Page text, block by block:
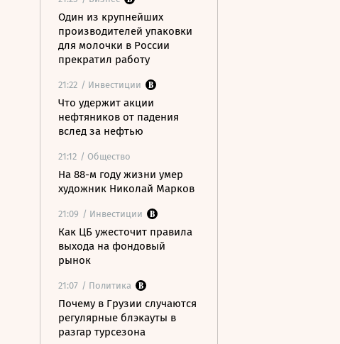
Один из крупнейших
производителей упаковки
для молочки в России
прекратил работу
21:22 / Инвестиции
Что удержит акции
нефтяников от падения
вслед за нефтью
21:12 / Общество
На 88-м году жизни умер
художник Николай Марков
21:09 / Инвестиции
Как ЦБ ужесточит правила
выхода на фондовый
рынок
21:07 / Политика
Почему в Грузии случаются
регулярные блэкауты в
разгар турсезона